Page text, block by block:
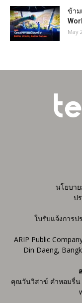
ข้าม
May
นโยบา
ป
ใบรับแจ้งการ
ARIP Public
Din Daeng,
คุณวันวิสาข์ คำหอมรื่น